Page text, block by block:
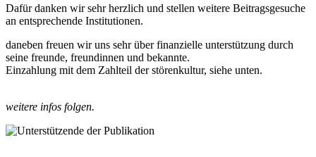
Dafür danken wir sehr herzlich und stellen weitere Beitragsgesuche
an entsprechende Institutionen.
daneben freuen wir uns sehr über finanzielle unterstützung durch
seine freunde, freundinnen und bekannte.
Einzahlung mit dem Zahlteil der störenkultur, siehe unten.
weitere infos folgen.